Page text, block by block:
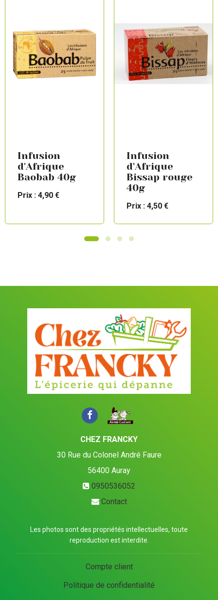
Infusion
d'Afrique
Baobab 40g
Prix : 4,90 €
Infusion
d'Afrique
Bissap rouge
40g
Prix : 4,50 €
CHEZ FRANCKY
30 Rue du Colonel André Faure
56400 Auray
0950536052
Contact
Les photos sont des propriétés intellectuelles, toute
reproduction est interdite.
Compte client
Politique de confidentialité